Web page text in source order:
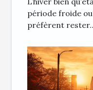
hiver
période froide
préfèrent